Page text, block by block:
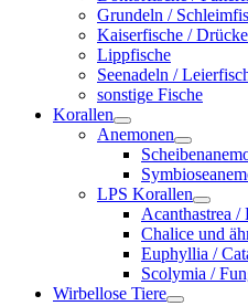
Grundeln /
Kaiserfische /
Lippfische
Seenadeln /
sonstige Fische
Korallen
Anemonen
LPS Korallen
Acanthastrea /
Chalice und
Euphyllia /
Scolymia /
Wirbellose Tiere